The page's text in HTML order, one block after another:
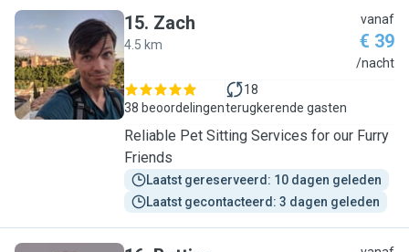
Z
15. Zach
4.5 km
vanaf
€ 39
/nacht
38 beoordelingen
18
terugkerende gasten
Reliable Pet Sitting Services for our Furry
Friends
Laatst gereserveerd: 10 dagen geleden
Laatst gecontacteerd: 3 dagen geleden